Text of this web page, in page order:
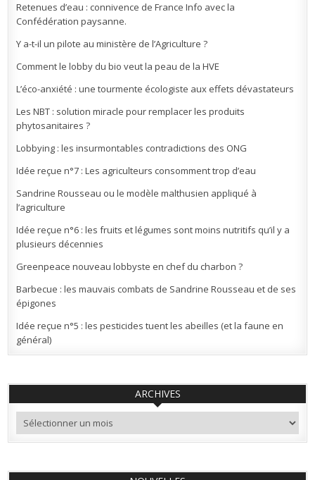
Retenues d’eau : connivence de France Info avec la
Confédération paysanne.
Y a-t-il un pilote au ministère de l’Agriculture ?
Comment le lobby du bio veut la peau de la HVE
L’éco-anxiété : une tourmente écologiste aux effets dévastateurs
Les NBT : solution miracle pour remplacer les produits
phytosanitaires ?
Lobbying : les insurmontables contradictions des ONG
Idée reçue n°7 : Les agriculteurs consomment trop d’eau
Sandrine Rousseau ou le modèle malthusien appliqué à
l’agriculture
Idée reçue n°6 : les fruits et légumes sont moins nutritifs qu’il y a
plusieurs décennies
Greenpeace nouveau lobbyste en chef du charbon ?
Barbecue : les mauvais combats de Sandrine Rousseau et de ses
épigones
Idée reçue n°5 : les pesticides tuent les abeilles (et la faune en
général)
ARCHIVES
Archives